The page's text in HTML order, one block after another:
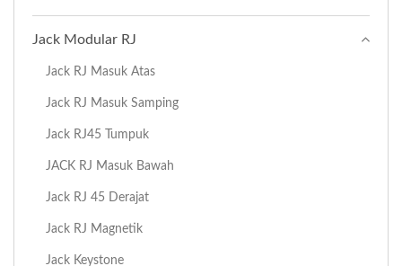
Jack Modular RJ
Jack RJ Masuk Atas
Jack RJ Masuk Samping
Jack RJ45 Tumpuk
JACK RJ Masuk Bawah
Jack RJ 45 Derajat
Jack RJ Magnetik
Jack Keystone